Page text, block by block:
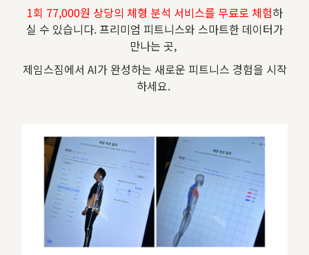
1회 77,000원 상당의 체형 분석 서비스를 무료로 체험하
실 수 있습니다. 프리미엄 피트니스와 스마트한 데이터가
만나는 곳,
제임스짐에서 AI가 완성하는 새로운 피트니스 경험을 시작
하세요.